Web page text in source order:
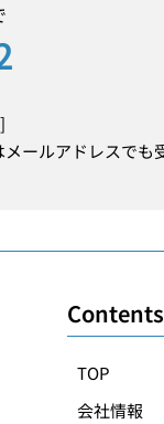
ールアドレスでも
Contents
TOP
会社情報